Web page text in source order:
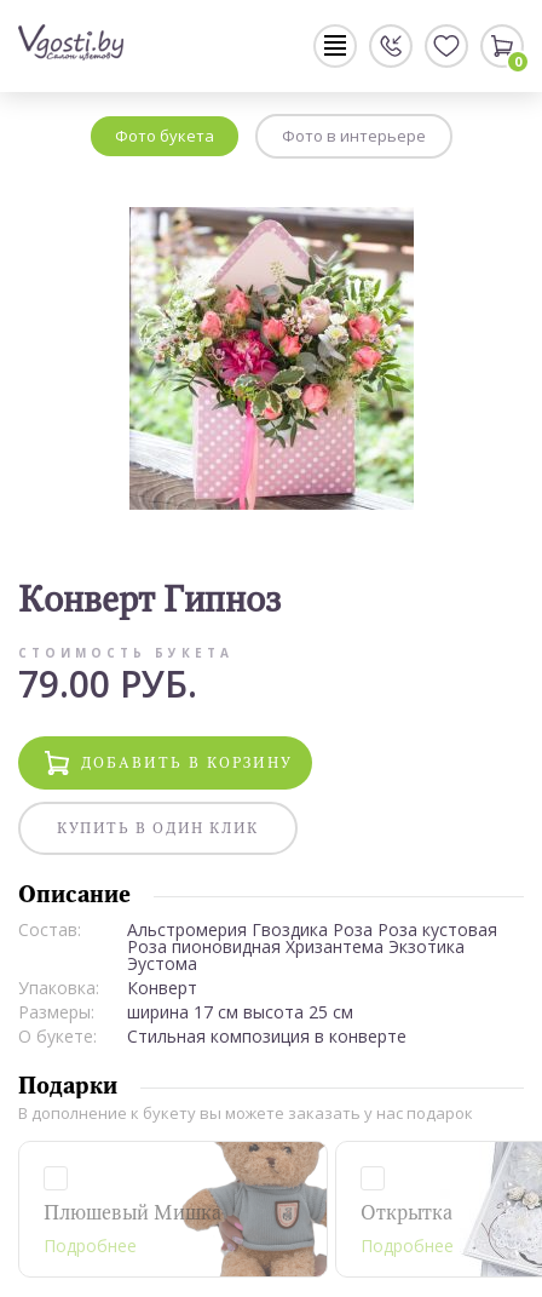
0
Фото букета Фото в интерьере
Конверт Гипноз
СТОИМОСТЬ БУКЕТА
79.00 РУБ.
ДОБАВИТЬ В КОРЗИНУ
КУПИТЬ В ОДИН КЛИК
Описание
Состав: Альстромерия Гвоздика Роза Роза кустовая
Роза пионовидная Хризантема Экзотика
Эустома
Упаковка:
Конверт
Размеры:
ширина 17 см высота 25 см
О букете:
Стильная композиция в конверте
Подарки
В дополнение к букету вы можете заказать у нас подарок
Плюшевый Мишка
Подробнее
Открытка
Подробнее